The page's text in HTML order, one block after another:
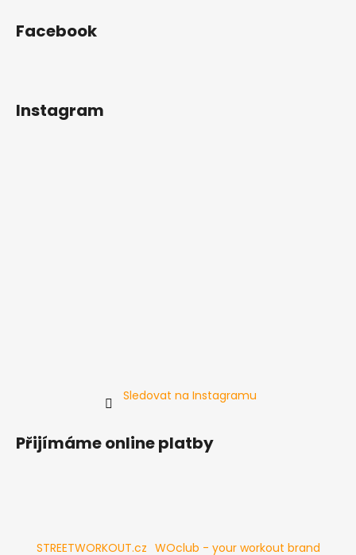
Facebook
Instagram
Sledovat na Instagramu
Přijímáme online platby
STREETWORKOUT.cz WOclub - your workout brand